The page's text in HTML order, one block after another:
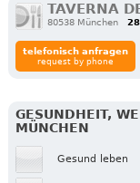
TAVERNA
80538 München
telefonisch anfragen
request by phone
GESUNDHEIT,
MÜNCHEN
Gesund leben